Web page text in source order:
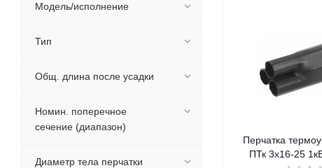
Перчатка
ПТк 3х16-25
Модель/исполнение
Тип
Общ. длина после усадки
Номин. поперечное
сечение (диапазон)
Диаметр тела перчатки